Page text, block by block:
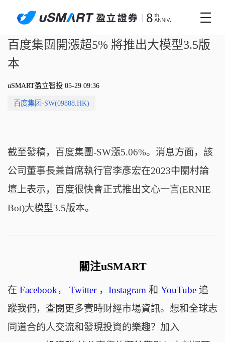
百度集團開漲超5% 將推出大模型3.5版
本
uSMART盈立智投 05-29 09:36
百度集团-SW(09888.HK)
截至發稿，百度集團-SW漲5.06%。消息方面，該
公司董事長兼首席執行官李彥宏在2023中關村論
壇上表示，百度很快會正式推出文心一言(ERNIE
Bot)大模型3.5版本。
關注uSMART
在 Facebook， Twitter， Instagram和 YouTube追
蹤我們，查閱更多實時財經市場資訊。想和全球志
同道合的人交流和發現投資的樂趣？加入